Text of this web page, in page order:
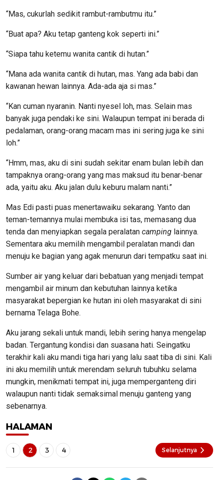
“Mas, cukurlah sedikit rambut-rambutmu itu.”
“Buat apa? Aku tetap ganteng kok seperti ini.”
“Siapa tahu ketemu wanita cantik di hutan.”
“Mana ada wanita cantik di hutan, mas. Yang ada babi dan
kawanan hewan lainnya. Ada-ada aja si mas.”
“Kan cuman nyaranin. Nanti nyesel loh, mas. Selain mas
banyak juga pendaki ke sini. Walaupun tempat ini berada di
pedalaman, orang-orang macam mas ini sering juga ke sini
loh.”
“Hmm, mas, aku di sini sudah sekitar enam bulan lebih dan
tampaknya orang-orang yang mas maksud itu benar-benar
ada, yaitu aku. Aku jalan dulu keburu malam nanti.”
Mas Edi pasti puas menertawaiku sekarang. Yanto dan
teman-temannya mulai membuka isi tas, memasang dua
tenda dan menyiapkan segala peralatan camping lainnya.
Sementara aku memilih mengambil peralatan mandi dan
menuju ke bagian yang agak menurun dari tempatku saat ini.
Sumber air yang keluar dari bebatuan yang menjadi tempat
mengambil air minum dan kebutuhan lainnya ketika
masyarakat bepergian ke hutan ini oleh masyarakat di sini
bernama Telaga Bohe.
Aku jarang sekali untuk mandi, lebih sering hanya mengelap
badan. Tergantung kondisi dan suasana hati. Seingatku
terakhir kali aku mandi tiga hari yang lalu saat tiba di sini. Kali
ini aku memilih untuk merendam seluruh tubuhku selama
mungkin, menikmati tempat ini, juga memperganteng diri
walaupun nanti tidak semaksimal menuju ganteng yang
sebenarnya.
HALAMAN
1 2 3 4 Selanjutnya